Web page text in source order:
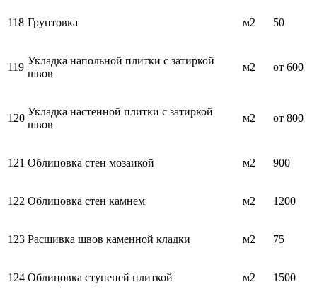
118 Грунтовка м2 50
119
Укладка напольной плитки с затиркой
швов
м2 от 600
120
Укладка настенной плитки с затиркой
швов
м2 от 800
121 Облицовка стен мозаикой м2 900
122 Облицовка стен камнем м2 1200
123 Расшивка швов каменной кладки м2 75
124 Облицовка ступеней плиткой м2 1500